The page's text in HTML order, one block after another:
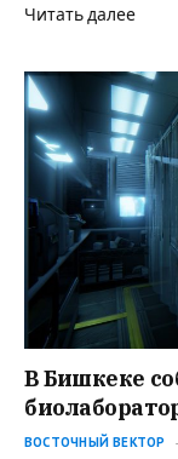
Читать далее
В Бишкеке
ВОСТОЧНЫЙ ВЕКТОР